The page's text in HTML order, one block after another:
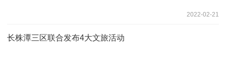
2022-02-21
长株潭三区联合发布4大文旅活动